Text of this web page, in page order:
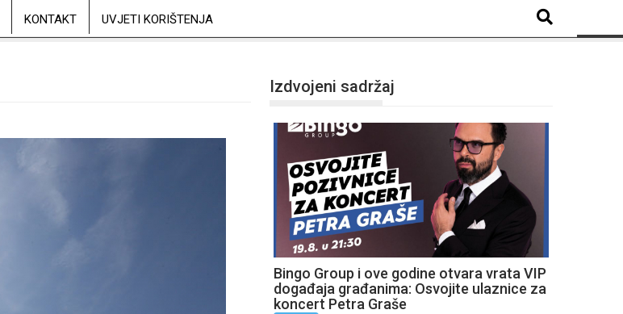
KONTAKT UVJETI KORIŠTENJA
Izdvojeni sadržaj
Bingo Group i ove godine otvara vrata VIP
događaja građanima: Osvojite ulaznice za
koncert Petra Graše